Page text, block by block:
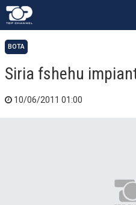
BOTA
Siria fshehu
10/06/2011 01:00